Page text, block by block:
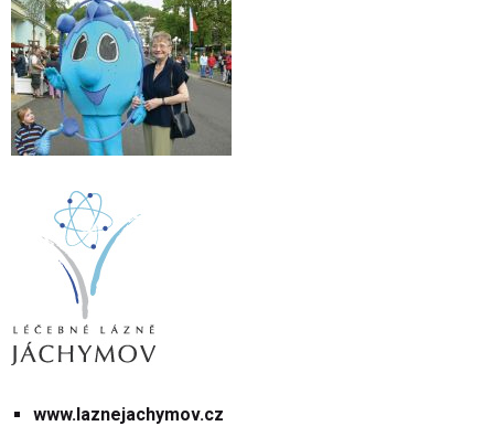
www.laznejachymov.cz